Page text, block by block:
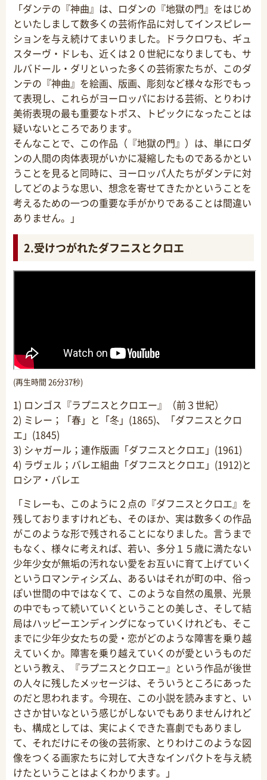
「ダンテの『神曲』は、ロダンの『地獄の門』をはじめ
といたしまして数多くの芸術作品に対してインスピレー
ションを与え続けてまいりました。ドラクロワも、ギュ
スターヴ・ドレも、近くは２０世紀になりましても、サ
ルバドール・ダリといった多くの芸術家たちが、このダ
ンテの『神曲』を絵画、版画、彫刻など様々な形でもっ
て表現し、これらがヨーロッパにおける芸術、とりわけ
美術表現の最も重要なトポス、トピックになったことは
疑いないところであります。
そんなことで、この作品（『地獄の門』）は、単にロダ
ンの人間の肉体表現がいかに凝縮したものであるかとい
うことを見ると同時に、ヨーロッパ人たちがダンテに対
してどのような思い、想念を寄せてきたかということを
考えるための一つの重要な手がかりであることは間違い
ありません。」
2.受けつがれたダフニスとクロエ
(再生時間 26分37秒)
1) ロンゴス『ラプニスとクロエー』（前３世紀）
2) ミレー；「春」と「冬」(1865)、「ダフニスとクロ
エ」(1845)
3) シャガール；連作版画「ダフニスとクロエ」(1961)
4) ラヴェル；バレエ組曲「ダフニスとクロエ」(1912)と
ロシア・バレエ
「ミレーも、このように２点の『ダフニスとクロエ』を
残しておりますけれども、そのほか、実は数多くの作品
がこのような形で残されることになりました。言うまで
もなく、様々に考えれば、若い、多分１５歳に満たない
少年少女が無垢の汚れない愛をお互いに育て上げていく
というロマンティシズム、あるいはそれが町の中、俗っ
ぽい世間の中ではなくて、このような自然の風景、光景
の中でもって続いていくということの美しさ、そして結
局はハッピーエンディングになっていくけれども、そこ
までに少年少女たちの愛・恋がどのような障害を乗り越
えていくか。障害を乗り越えていくのが愛というものだ
という教え、『ラプニスとクロエー』という作品が後世
の人々に残したメッセージは、そういうところにあった
のだと思われます。今現在、この小説を読みますと、い
ささか甘いなという感じがしないでもありませんけれど
も、構成としては、実によくできた喜劇でもありまし
て、それだけにその後の芸術家、とりわけこのような図
像をつくる画家たちに対して大きなインパクトを与え続
けたということはよくわかります。」